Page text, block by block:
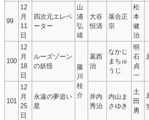
99
12
月
11
日
四次元エレベ
ーター
山
浦
弘
靖
大谷
恒清
落合正
宗
松
本
健
治
100
12
月
18
日
ルーズゾーン
の妖怪
藤
川
桂
介
葛西
治
なかじ
まちゅ
うじ
明
石
貞
一
101
12
月
25
日
永遠の夢追い
星
井内
秀治
内山ま
さゆき
土
田
勇